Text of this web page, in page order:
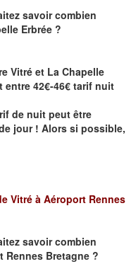
savoircombien
Erbrée ?
Vitré et La Chapelle
entre 42€-46€ tarif nuit
de nuit peut être
jour ! Alors si possible,
Vitré à Aéroport Rennes
savoircombien
Rennes Bretagne ?